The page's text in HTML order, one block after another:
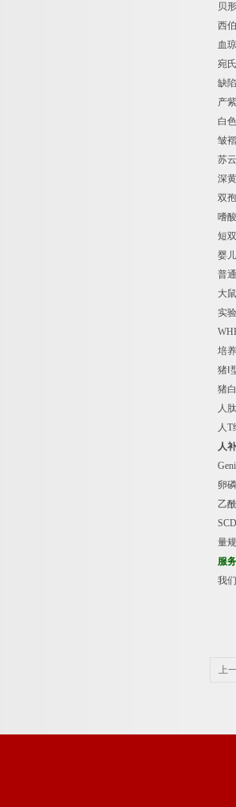
贝
西
血
宛
缺
产
白
皱
苏
深
双
嗜
短
婴
普
大
实
培
猪Ⅰ
猪
人
人T
人
卵
乙
量
服
我
上